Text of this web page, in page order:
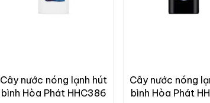
Cây nước nóng lạnh hút
bình Hòa Phát HHC386
Cây nước nóng
bình Hòa Phát